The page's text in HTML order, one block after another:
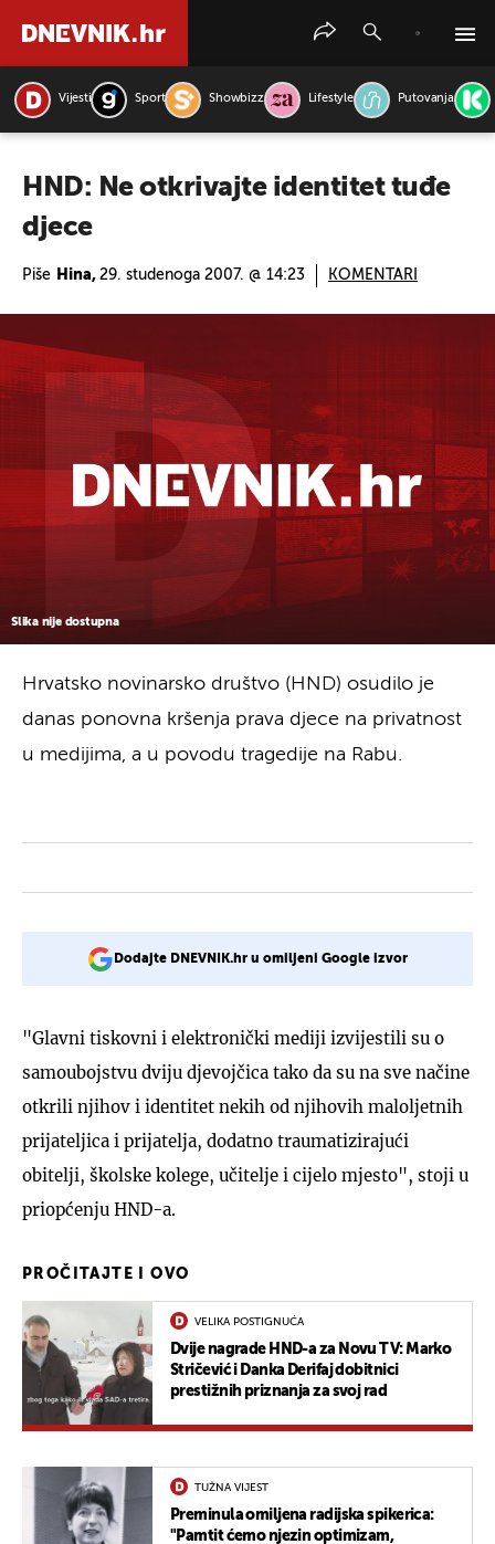
Vijesti Sport Showbizz Lifestyle Putovanja
HND: Ne otkrivajte identitet tuđe
djece
Piše Hina, 29. studenoga 2007. @ 14:23 KOMENTARI
Slika nije dostupna
Hrvatsko novinarsko društvo (HND) osudilo je
danas ponovna kršenja prava djece na privatnost
u medijima, a u povodu tragedije na Rabu.
Dodajte DNEVNIK.hr u omiljeni Google izvor
"Glavni tiskovni i elektronički mediji izvijestili su o
samoubojstvu dviju djevojčica tako da su na sve načine
otkrili njihov i identitet nekih od njihovih maloljetnih
prijateljica i prijatelja, dodatno traumatizirajući
obitelji, školske kolege, učitelje i cijelo mjesto", stoji u
priopćenju HND-a.
PROČITAJTE I OVO
VELIKA POSTIGNUĆA
Dvije nagrade HND-a za Novu TV: Marko
Stričević i Danka Derifaj dobitnici
prestižnih priznanja za svoj rad
TUŽNA VIJEST
Preminula omiljena radijska spikerica:
"Pamtit ćemo njezin optimizam,
PRETRAŽITE VIJESTI